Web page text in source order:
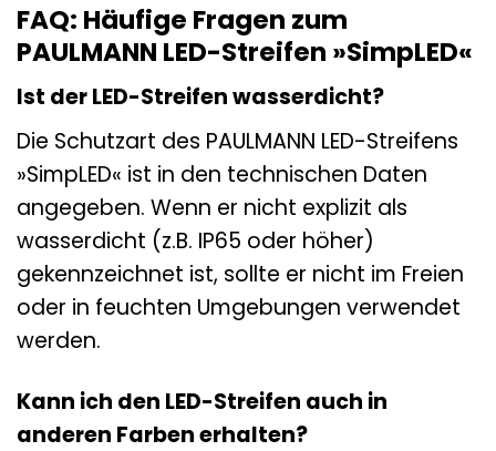
FAQ: Häufige Fragen zum
PAULMANN LED-Streifen »SimpLED«
Ist der LED-Streifen wasserdicht?
Die Schutzart des PAULMANN LED-Streifens
»SimpLED« ist in den technischen Daten
angegeben. Wenn er nicht explizit als
wasserdicht (z.B. IP65 oder höher)
gekennzeichnet ist, sollte er nicht im Freien
oder in feuchten Umgebungen verwendet
werden.
Kann ich den LED-Streifen auch in
anderen Farben erhalten?